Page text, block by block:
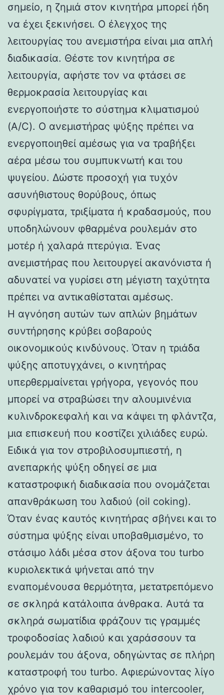
σημείο, η ζημιά στον κινητήρα μπορεί ήδη
να έχει ξεκινήσει. Ο έλεγχος της
λειτουργίας του ανεμιστήρα είναι μια απλή
διαδικασία. Θέστε τον κινητήρα σε
λειτουργία, αφήστε τον να φτάσει σε
θερμοκρασία λειτουργίας και
ενεργοποιήστε το σύστημα κλιματισμού
(A/C). Ο ανεμιστήρας ψύξης πρέπει να
ενεργοποιηθεί αμέσως για να τραβήξει
αέρα μέσω του συμπυκνωτή και του
ψυγείου. Δώστε προσοχή για τυχόν
ασυνήθιστους θορύβους, όπως
σφυρίγματα, τριξίματα ή κραδασμούς, που
υποδηλώνουν φθαρμένα ρουλεμάν στο
μοτέρ ή χαλαρά πτερύγια. Ένας
ανεμιστήρας που λειτουργεί ακανόνιστα ή
αδυνατεί να γυρίσει στη μέγιστη ταχύτητα
πρέπει να αντικαθίσταται αμέσως.
Η αγνόηση αυτών των απλών βημάτων
συντήρησης κρύβει σοβαρούς
οικονομικούς κινδύνους. Όταν η τριάδα
ψύξης αποτυγχάνει, ο κινητήρας
υπερθερμαίνεται γρήγορα, γεγονός που
μπορεί να στραβώσει την αλουμινένια
κυλινδροκεφαλή και να κάψει τη φλάντζα,
μια επισκευή που κοστίζει χιλιάδες ευρώ.
Ειδικά για τον στροβιλοσυμπιεστή, η
ανεπαρκής ψύξη οδηγεί σε μια
καταστροφική διαδικασία που ονομάζεται
απανθράκωση του λαδιού (oil coking).
Όταν ένας καυτός κινητήρας σβήνει και το
σύστημα ψύξης είναι υποβαθμισμένο, το
στάσιμο λάδι μέσα στον άξονα του turbo
κυριολεκτικά ψήνεται από την
εναπομένουσα θερμότητα, μετατρεπόμενο
σε σκληρά κατάλοιπα άνθρακα. Αυτά τα
σκληρά σωματίδια φράζουν τις γραμμές
τροφοδοσίας λαδιού και χαράσσουν τα
ρουλεμάν του άξονα, οδηγώντας σε πλήρη
καταστροφή του turbo. Αφιερώνοντας λίγο
χρόνο για τον καθαρισμό του intercooler,